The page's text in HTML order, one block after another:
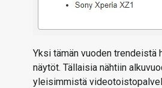
Yksi tämän vuoden trendeistä
näytöt. Tällaisia nähtiin
yleisimmistä